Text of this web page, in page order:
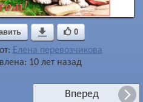
 0
Елена перевозчикова
10 лет назад
Вперед